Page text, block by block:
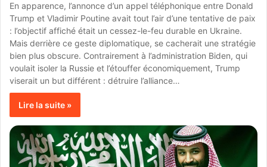
En apparence, l’annonce d’un appel téléphonique entre Donald
Trump et Vladimir Poutine avait tout l’air d’une tentative de paix
: l’objectif affiché était un cessez-le-feu durable en Ukraine.
Mais derrière ce geste diplomatique, se cacherait une stratégie
bien plus obscure. Contrairement à l’administration Biden, qui
voulait isoler la Russie et l’étouffer économiquement, Trump
viserait un but différent : détruire l’alliance…
Lire la suite »